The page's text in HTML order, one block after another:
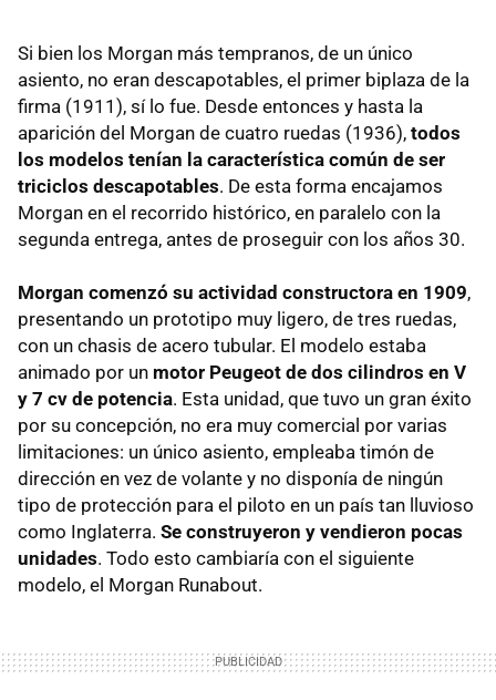
Si bien los Morgan más tempranos, de un único
asiento, no eran descapotables, el primer biplaza de la
firma (1911), sí lo fue. Desde entonces y hasta la
aparición del Morgan de cuatro ruedas (1936), todos
los modelos tenían la característica común de ser
triciclos descapotables. De esta forma encajamos
Morgan en el recorrido histórico, en paralelo con la
segunda entrega, antes de proseguir con los años 30.
Morgan comenzó su actividad constructora en 1909,
presentando un prototipo muy ligero, de tres ruedas,
con un chasis de acero tubular. El modelo estaba
animado por un motor Peugeot de dos cilindros en V
y 7 cv de potencia. Esta unidad, que tuvo un gran éxito
por su concepción, no era muy comercial por varias
limitaciones: un único asiento, empleaba timón de
dirección en vez de volante y no disponía de ningún
tipo de protección para el piloto en un país tan lluvioso
como Inglaterra. Se construyeron y vendieron pocas
unidades. Todo esto cambiaría con el siguiente
modelo, el Morgan Runabout.